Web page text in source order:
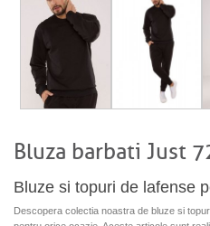
Bluza barbati Just
Bluze si topuri de lafense
Descopera colectia noastra de bluze si